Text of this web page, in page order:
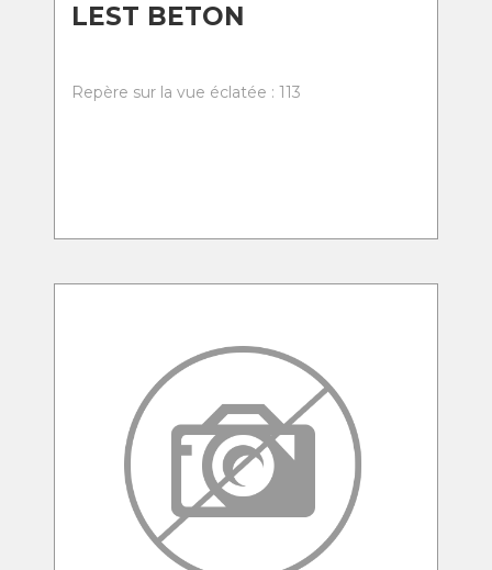
LEST BETON
Repère sur la vue éclatée : 113